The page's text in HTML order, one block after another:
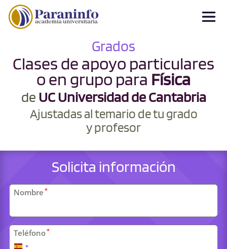
Grados
Clases de apoyo particulares
o en grupo para Física
de UC Universidad de Cantabria
Ajustadas al temario de tu grado
y profesor
Solicita información
Datos
personales
Nombre *
Teléfono*